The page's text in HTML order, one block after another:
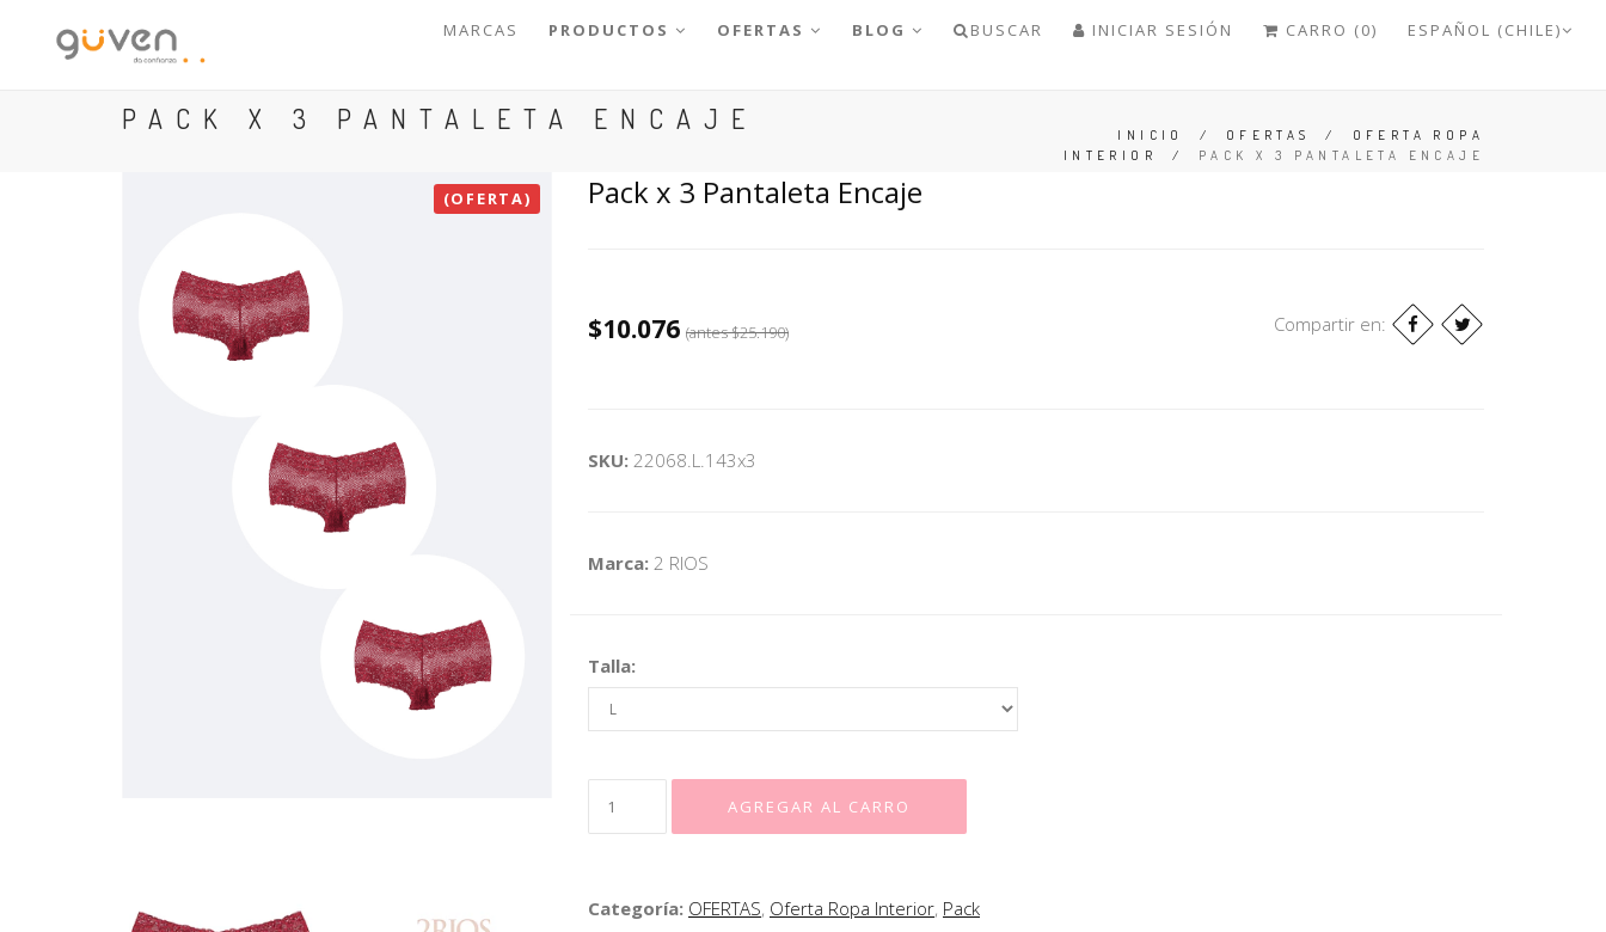
MARCAS PRODUCTOS OFERTAS BLOG BUSCAR INICIAR SESIÓN CARRO (0) ESPAÑOL (CHILE)
PACK X 3 PANTALETA ENCAJE INICIO / OFERTAS /
OFERTA ROPA
INTERIOR
/ PACK X 3 PANTALETA ENCAJE
(OFERTA) Pack x 3 Pantaleta Encaje
$10.076 (antes$25.190) Compartir en:
SKU: 22068.L.143x3
Marca: 2 RIOS
Talla:
Categoría: OFERTAS, Oferta Ropa Interior, Pack